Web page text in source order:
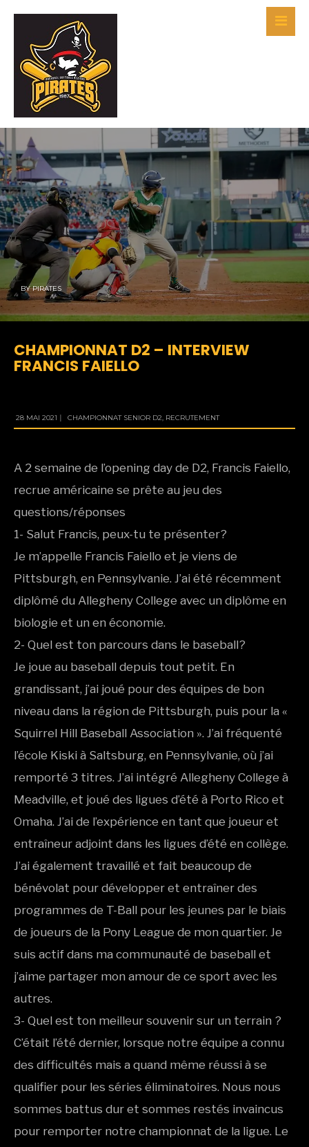
BYPIRATES
CHAMPIONNAT D2 – INTERVIEW
FRANCIS FAIELLO
28 MAI 2021 | CHAMPIONNAT SENIOR D2, RECRUTEMENT
A 2 semaine de l’opening day de D2, Francis Faiello,
recrue américaine se prête au jeu des
questions/réponses
1- Salut Francis, peux-tu te présenter?
Je m’appelle Francis Faiello et je viens de
Pittsburgh, en Pennsylvanie. J’ai été récemment
diplômé du Allegheny College avec un diplôme en
biologie et un en économie.
2- Quel est ton parcours dans le baseball?
Je joue au baseball depuis tout petit. En
grandissant, j’ai joué pour des équipes de bon
niveau dans la région de Pittsburgh, puis pour la «
Squirrel Hill Baseball Association ». J’ai fréquenté
l’école Kiski à Saltsburg, en Pennsylvanie, où j’ai
remporté 3 titres. J’ai intégré Allegheny College à
Meadville, et joué des ligues d’été à Porto Rico et
Omaha. J’ai de l’expérience en tant que joueur et
entraîneur adjoint dans les ligues d’été en collège.
J’ai également travaillé et fait beaucoup de
bénévolat pour développer et entraîner des
programmes de T-Ball pour les jeunes par le biais
de joueurs de la Pony League de mon quartier. Je
suis actif dans ma communauté de baseball et
j’aime partager mon amour de ce sport avec les
autres.
3- Quel est ton meilleur souvenir sur un terrain ?
C’était l’été dernier, lorsque notre équipe a connu
des difficultés mais a quand même réussi à se
qualifier pour les séries éliminatoires. Nous nous
sommes battus dur et sommes restés invaincus
pour remporter notre championnat de la ligue. Le